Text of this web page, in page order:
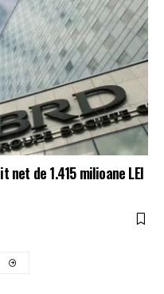
de 1.415 milioane LEI